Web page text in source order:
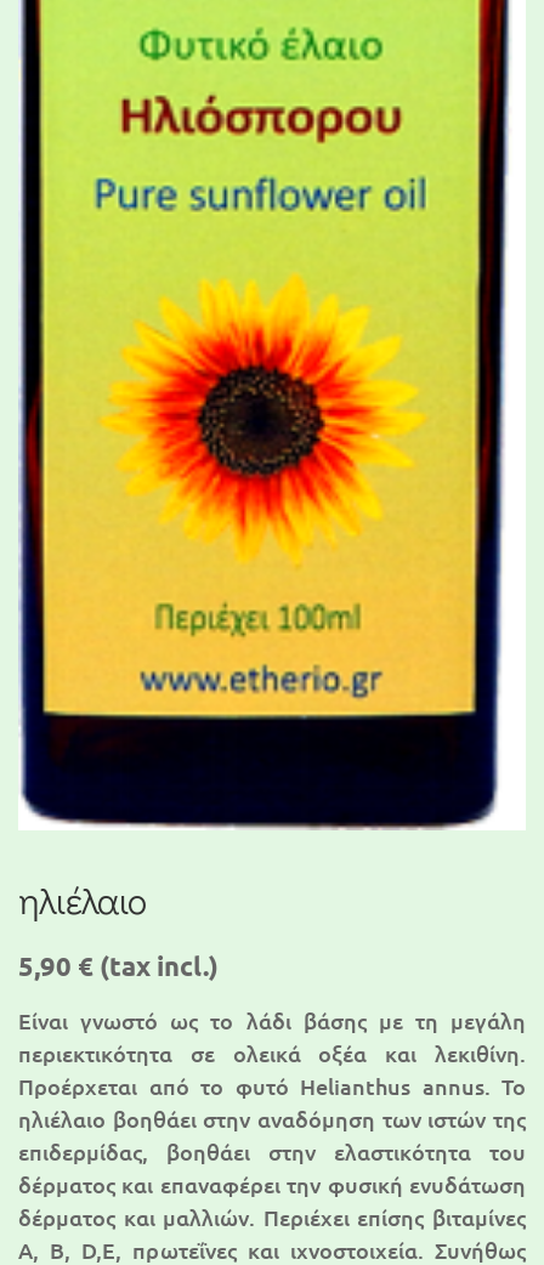
ηλιέλαιο
5,90 € (tax incl.)
Είναι γνωστό ως το λάδι βάσης με τη μεγάλη
περιεκτικότητα σε ολεικά οξέα και λεκιθίνη.
Προέρχεται από το φυτό Helianthus annus. Το
ηλιέλαιο βοηθάει στην αναδόμηση των ιστών της
επιδερμίδας, βοηθάει στην ελαστικότητα του
δέρματος και επαναφέρει την φυσική ενυδάτωση
δέρματος και μαλλιών. Περιέχει επίσης βιταμίνες
Α, Β, D,Ε, πρωτεΐνες και ιχνοστοιχεία. Συνήθως